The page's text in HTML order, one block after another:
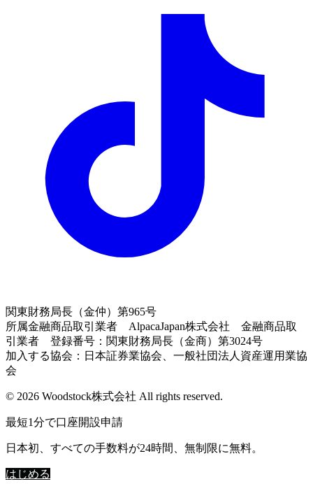
関東財務局長（金仲）第965号
所属金融商品取引業者 AlpacaJapan株式会社 金融商品取
引業者 登録番号：関東財務局長（金商）第3024号
加入する協会：日本証券業協会、一般社団法人資産運用業協
会
© 2026 Woodstock株式会社 All rights reserved.
最短1分で口座開設申請
日本初、すべての手数料が24時間、無制限に無料。
はじめる